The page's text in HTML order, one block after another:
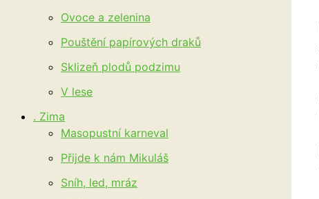
Ovoce a zelenina
Pouštění papírových draků
Sklizeň plodů podzimu
V lese
. Zima
Masopustní karneval
Přijde k nám Mikuláš
Sníh, led, mráz